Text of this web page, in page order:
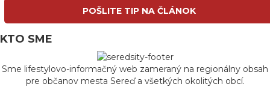
POŠLITE TIP NA ČLÁNOK
KTO SME
Sme lifestylovo-informačný web zameraný na regionálny obsah
pre občanov mesta Sereď a všetkých okolitých obcí.